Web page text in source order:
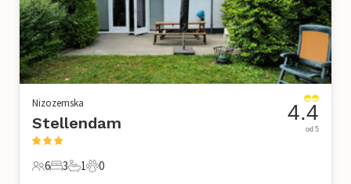
Nizozemska
Stellendam
6 Gosti
6
3 Spavaće sobe
3
1 Kupaonica
1
0 Kućni ljubimac
0
4.4
od 5